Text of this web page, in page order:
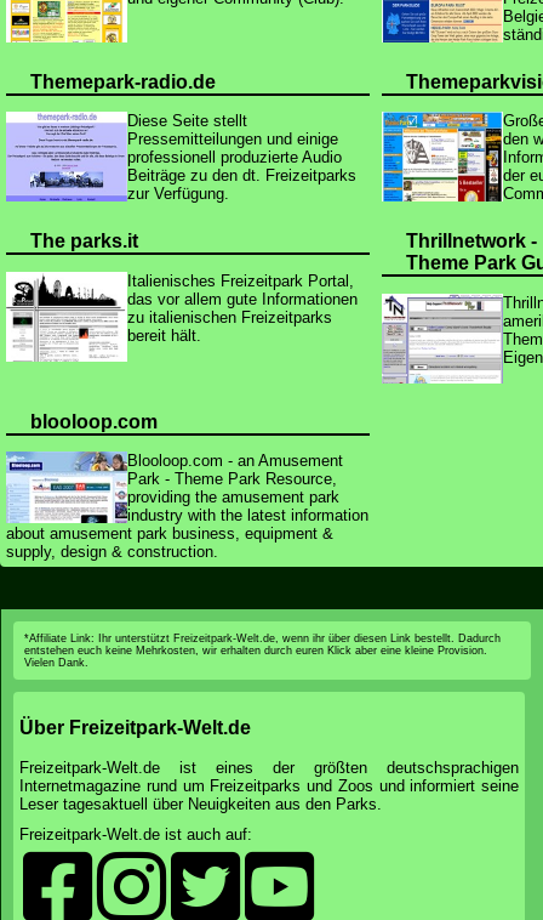
Themepark-radio.de
Diese Seite stellt
Pressemitteilungen und einige
professionell produzierte Audio
Beiträge zu den dt. Freizeitparks
zur Verfügung.
Theme
den
der
The parks.it
Italienisches Freizeitpark Portal,
das vor allem gute Informationen
zu italienischen Freizeitparks
bereit hält.
Thrillnetwork -
Theme Park
blooloop.com
Blooloop.com - an Amusement
Park - Theme Park Resource,
providing the amusement park
industry with the latest information
about amusement park business, equipment &
supply, design & construction.
*Affiliate Link: Ihr unterstützt Freizeitpark-Welt.de, wenn ihr über diesen Link bestellt. Dadurch
entstehen euch keine Mehrkosten, wir erhalten durch euren Klick aber eine kleine Provision.
Vielen Dank.
Über Freizeitpark-Welt.de
Freizeitpark-Welt.de ist eines der größten deutschsprachigen
Internetmagazine rund um Freizeitparks und Zoos und informiert seine
Leser tagesaktuell über Neuigkeiten aus den Parks.
Freizeitpark-Welt.de ist auch auf: